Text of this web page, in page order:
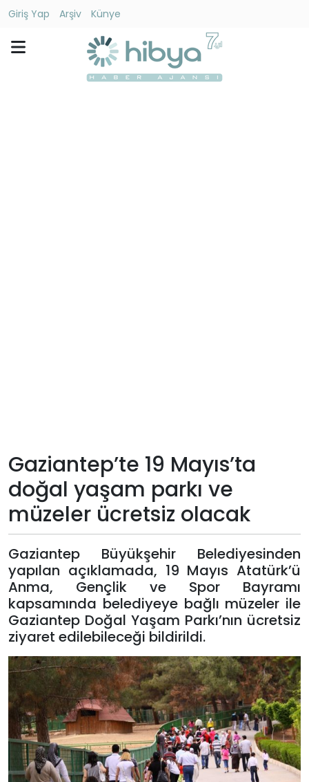
Giriş Yap Arşiv
Künye
Giriş
Yap
Gaziantep’te 19 Mayıs’ta
doğal yaşam parkı ve
müzeler ücretsiz olacak
Gaziantep Büyükşehir Belediyesinden
yapılan açıklamada, 19 Mayıs Atatürk’ü
Anma, Gençlik ve Spor Bayramı
kapsamında belediyeye bağlı müzeler ile
Gaziantep Doğal Yaşam Parkı’nın ücretsiz
ziyaret edilebileceği bildirildi.